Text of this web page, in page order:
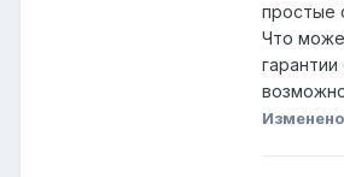
простые
Что
Изменено